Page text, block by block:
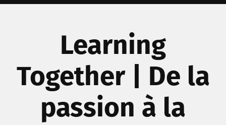
Learning
Together | De la
passion à la